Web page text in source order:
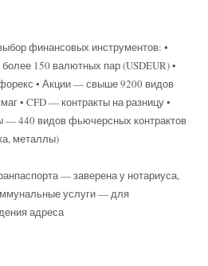
финансовых инструментов: •
150 валютных пар (USDEUR) •
• Акции — свыше 9200 видов
• CFD — контракты на разницу •
440 видов фьючерсных контрактов
металлы)
— заверена у нотариуса,
услуги — для
адреса